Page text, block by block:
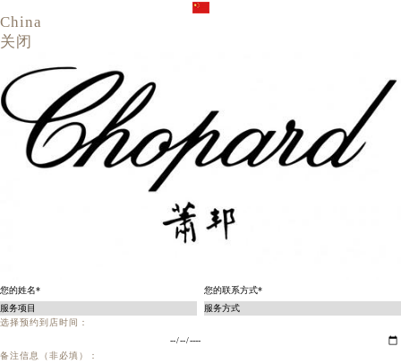
China
关闭
选择预约到店时间：
备注信息（非必填）：